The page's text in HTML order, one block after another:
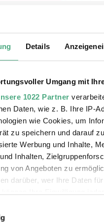
Details
Umgang mit
1022 Partner
Daten, wie z. B. Ihre IP-
wie Cookies, um
zu speichern und darauf
Werbung und Inhalte,
Inhalten,
von Angeboten zu
darüber, wer Ihre Daten
ändern oder widerrufen
FÜHRUNG
der
Weltkulturerbe
Völklinger